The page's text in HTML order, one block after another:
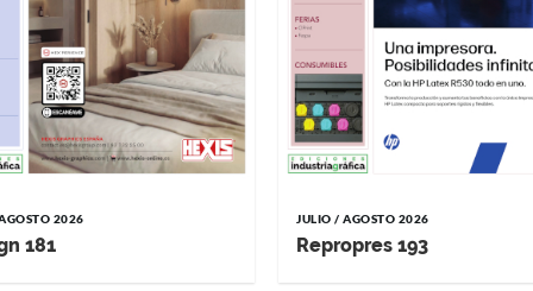
2026
181
JULIO / AGOSTO 2026
Repropres 193